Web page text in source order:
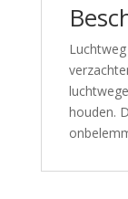
houden.